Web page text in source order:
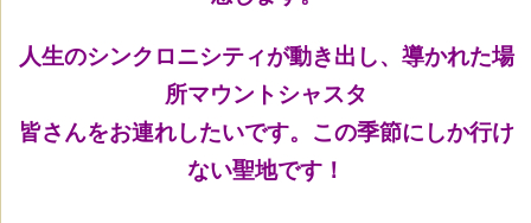
人生のシンクロニシティが動き出し、導かれた場
所マウントシャスタ
皆さんをお連れしたいです。この季節にしか行け
ない聖地です！